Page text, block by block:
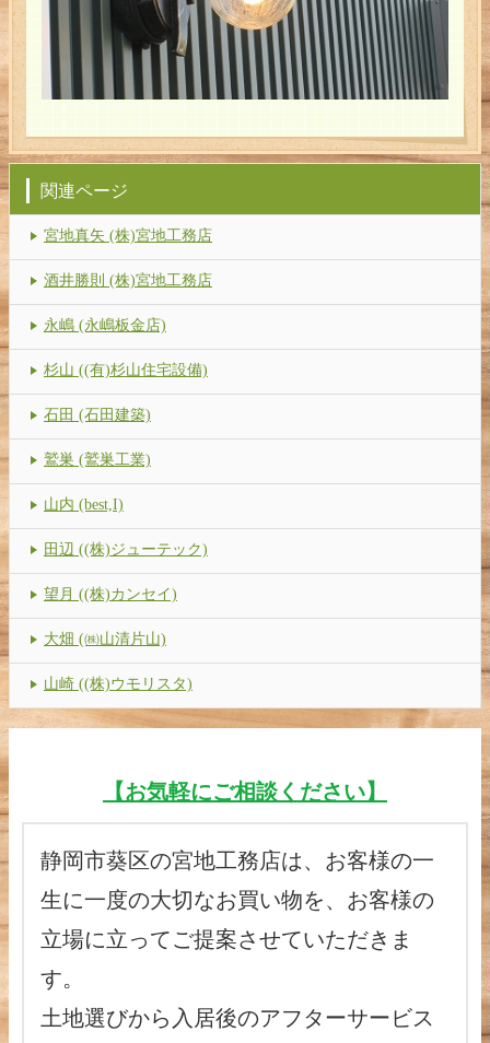
関連ページ
宮地真矢 (株)宮地工務店
酒井勝則 (株)宮地工務店
永嶋 (永嶋板金店)
杉山 ((有)杉山住宅設備)
石田 (石田建築)
鷲巣 (鷲巣工業)
山内 (best,I)
田辺 ((株)ジューテック)
望月 ((株)カンセイ)
大畑 (㈱山清片山)
山崎 ((株)ウモリスタ)
【お気軽にご相談ください】
静岡市葵区の宮地工務店は、お客様の一
生に一度の大切なお買い物を、お客様の
立場に立ってご提案させていただきま
す。
土地選びから入居後のアフターサービス